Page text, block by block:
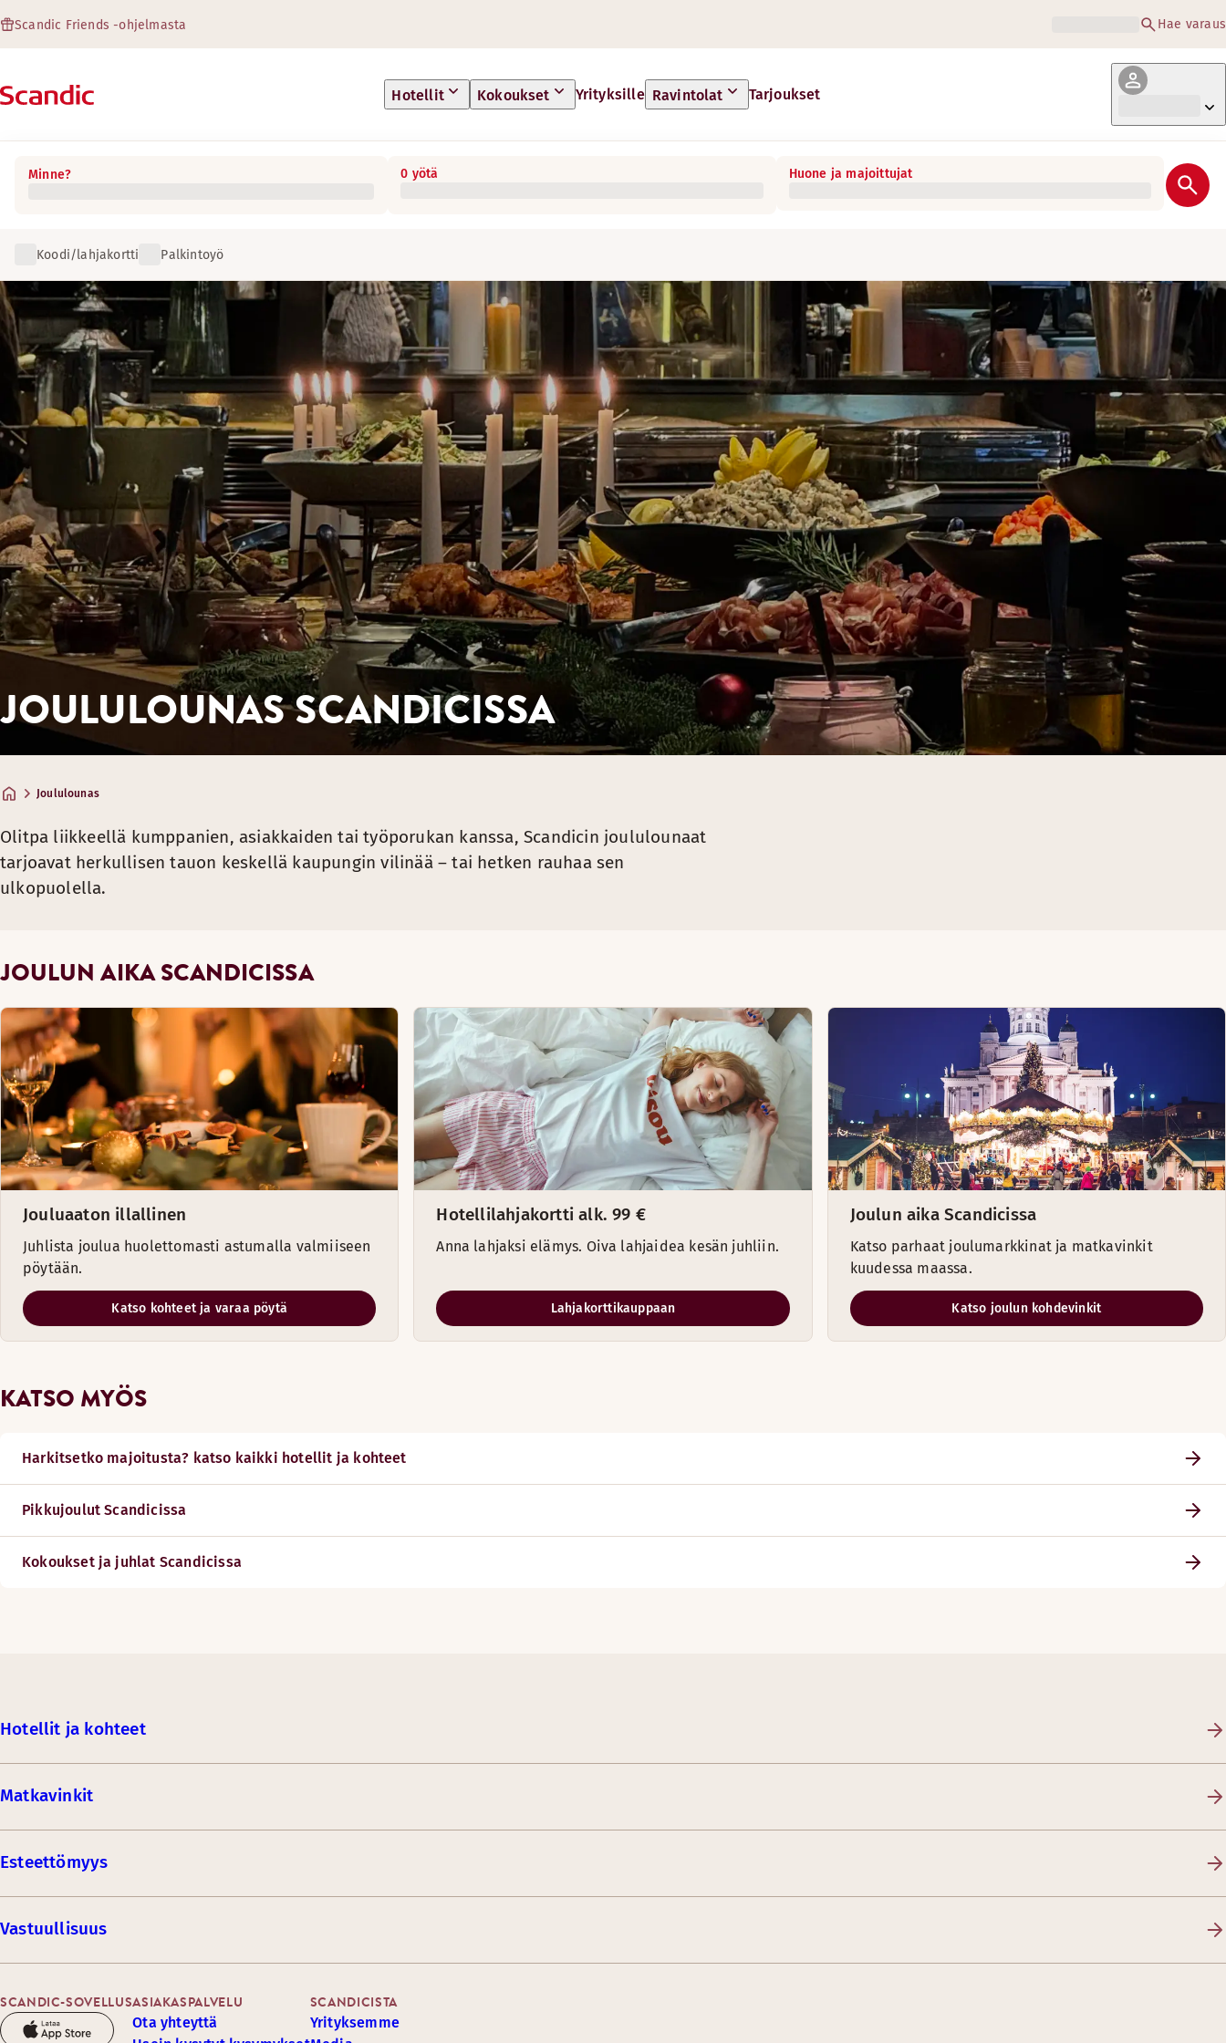
Scandic Friends -ohjelmasta Hae varaus
Hotellit Kokoukset Yrityksille Ravintolat Tarjoukset
Minne? 0 yötä Huone ja majoittujat
Koodi/lahjakortti Palkintoyö
JOULULOUNAS SCANDICISSA
Joululounas
Olitpa liikkeellä kumppanien, asiakkaiden tai työporukan kanssa, Scandicin joululounaat
tarjoavat herkullisen tauon keskellä kaupungin vilinää – tai hetken rauhaa sen
ulkopuolella.
JOULUN AIKA SCANDICISSA
Jouluaaton illallinen
Juhlista joulua huolettomasti astumalla valmiiseen
pöytään.
Katso kohteet ja varaa pöytä
Hotellilahjakortti alk. 99 €
Anna lahjaksi elämys. Oiva lahjaidea kesän juhliin.
Lahjakorttikauppaan
Joulun aika Scandicissa
Katso parhaat joulumarkkinat ja matkavinkit
kuudessa maassa.
Katso joulun kohdevinkit
KATSO MYÖS
Harkitsetko majoitusta? katso kaikki hotellit ja kohteet
Pikkujoulut Scandicissa
Kokoukset ja juhlat Scandicissa
Hotellit ja kohteet
Matkavinkit
Esteettömyys
Vastuullisuus
SCANDIC-SOVELLUSASIAKASPALVELU
Ota yhteyttä
SCANDICISTA
Yrityksemme